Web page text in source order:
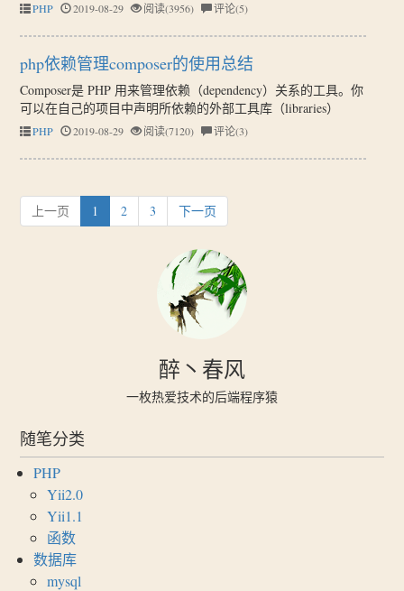
PHP 2019-08-29 阅读(3956) 评论(5)
php依赖管理composer的使用总结
Composer是 PHP 用来管理依赖（dependency）关系的工具。你
可以在自己的项目中声明所依赖的外部工具库（libraries）
PHP 2019-08-29 阅读(7120) 评论(3)
上一页 1 2 3 下一页
醉丶春风
一枚热爱技术的后端程序猿
随笔分类
PHP
Yii2.0
Yii1.1
函数
数据库
mysql